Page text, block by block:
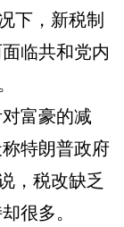
下，新税制
临共和党内
富豪的减
特朗普政府
，税改缺乏
很多。